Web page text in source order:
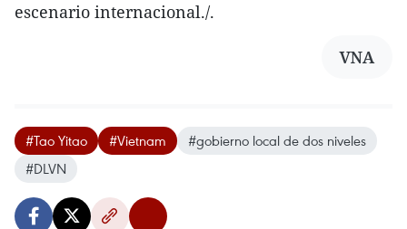
escenario internacional./.
VNA
#Tao Yitao #Vietnam
#gobierno local de dos niveles
#DLVN